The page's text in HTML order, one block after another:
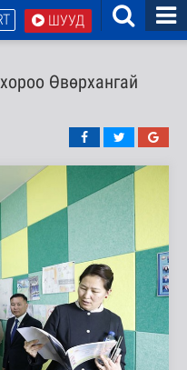
ШУУД
Өвөрхангай